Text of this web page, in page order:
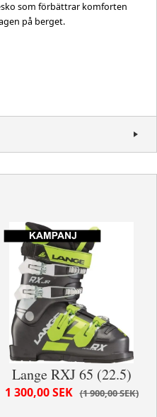
som förbättrar komforten
på berget.
Lange RXJ 65 (22.5)
1 900,00 SEK
1 300,00 SEK